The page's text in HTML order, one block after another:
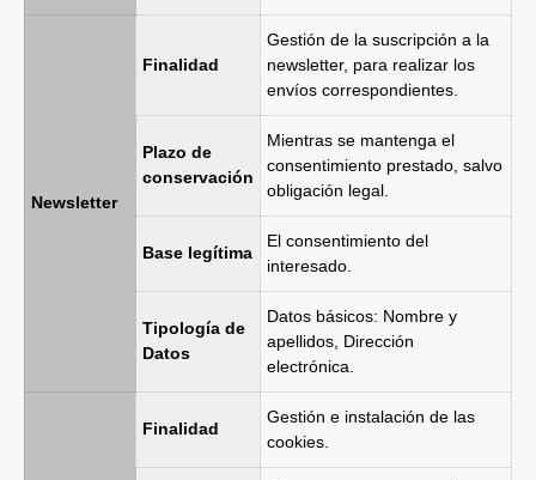
Newsletter
Finalidad
Gestión de la suscripción a la
newsletter, para realizar los
envíos correspondientes.
Plazo de
conservación
Mientras se mantenga el
consentimiento prestado, salvo
obligación legal.
Base legítima
El consentimiento del
interesado.
Tipología de
Datos
Datos básicos: Nombre y
apellidos, Dirección
electrónica.
Finalidad
Gestión e instalación de las
cookies.